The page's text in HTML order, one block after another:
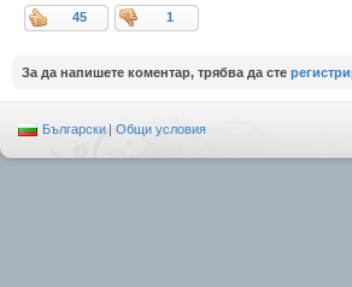
45 1
За да напишете коментар, трябва да сте
Български | Общи условия